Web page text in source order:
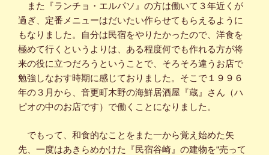
また『ランチョ・エルパソ』の方は働いて３年近くが
過ぎ、定番メニューはだいたい作らせてもらえるように
もなりました。自分は民宿をやりたかったので、洋食を
極めて行くというよりは、ある程度何でも作れる方が将
来の役に立つだろうということで、そろそろ違うお店で
勉強しなおす時期に感じておりました。そこで１９９６
年の３月から、音更町木野の海鮮居酒屋『蔵』さん（ハ
ピオの中のお店です）で働くことになりました。
でもって、和食的なことをまた一から覚え始めた矢
先、一度はあきらめかけた『民宿谷崎』の建物を“売って